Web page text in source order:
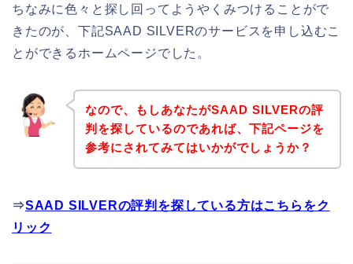
ちなみに色々と探し回ってようやくみつけることがで
きたのが、下記SAAD SILVERのサービスを申し込むこ
とができるホームページでした。
なので、もしあなたがSAAD SILVERの評
判を探しているのであれば、下記ページを
参考にされてみてはいかがでしょうか？
⇒SAAD SILVERの評判を探している方はこちらをク
リック